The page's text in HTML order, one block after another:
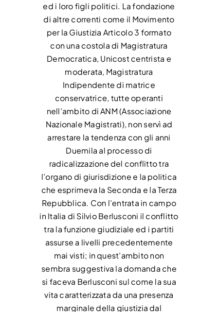
ed i loro figli politici. La fondazione
di altre correnti come il Movimento
per la Giustizia Articolo 3 formato
con una costola di Magistratura
Democratica, Unicost centrista e
moderata, Magistratura
Indipendente di matrice
conservatrice, tutte operanti
nell’ambito di ANM (Associazione
Nazionale Magistrati), non servì ad
arrestare la tendenza con gli anni
Duemila al processo di
radicalizzazione del conflitto tra
l’organo di giurisdizione e la politica
che esprimeva la Seconda e la Terza
Repubblica. Con l’entrata in campo
in Italia di Silvio Berlusconi il conflitto
tra la funzione giudiziale ed i partiti
assurse a livelli precedentemente
mai visti; in quest’ambito non
sembra suggestiva la domanda che
si faceva Berlusconi sul come la sua
vita caratterizzata da una presenza
marginale della giustizia dal